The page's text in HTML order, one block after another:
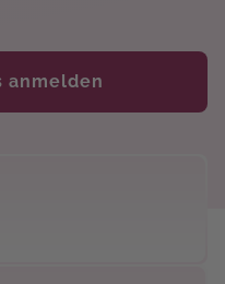
anmelden